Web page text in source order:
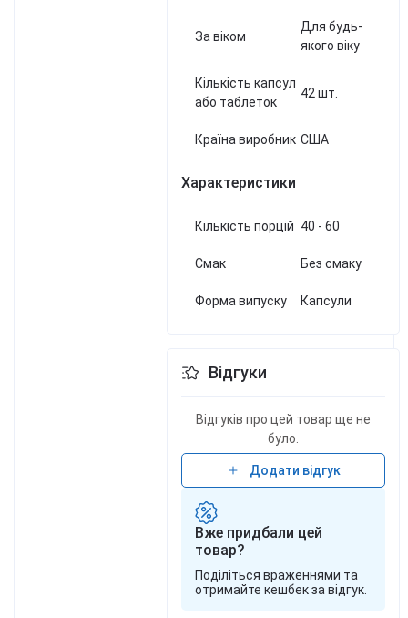
За віком
Для будь-
якого віку
Кількість капсул
або таблеток
42 шт.
Країна виробник США
Характеристики
Кількість порцій 40 - 60
Смак Без смаку
Форма випуску Капсули
Відгуки
Відгуків про цей товар ще не
було.
Додати відгук
Вже придбали цей
товар?
Поділіться враженнями та
отримайте кешбек за відгук.